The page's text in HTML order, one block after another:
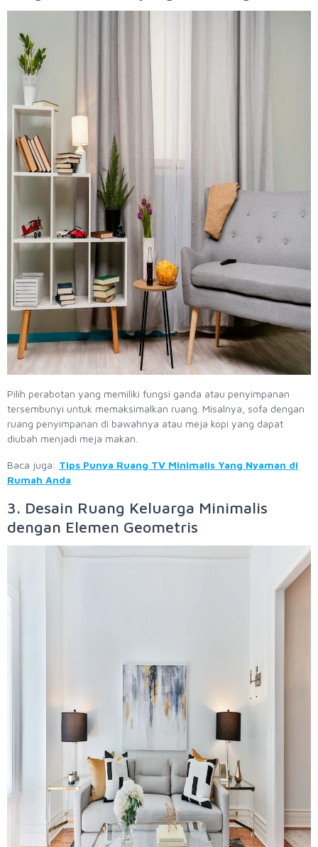
Pilih perabotan yang memiliki fungsi ganda atau penyimpanan
tersembunyi untuk memaksimalkan ruang. Misalnya, sofa dengan
ruang penyimpanan di bawahnya atau meja kopi yang dapat
diubah menjadi meja makan.
Baca juga: Tips Punya Ruang TV Minimalis Yang Nyaman di
Rumah Anda
3. Desain Ruang Keluarga Minimalis
dengan Elemen Geometris